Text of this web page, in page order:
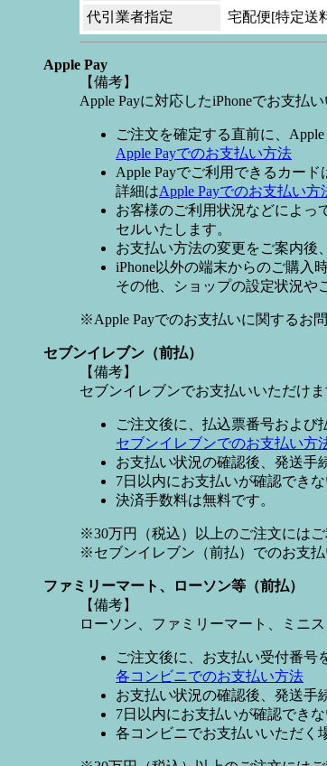
代引業者指定
宅配便[特定送
Apple Pay
【備考】
Apple Payに対応したiPhoneでお支払い
ご注文を確定する直前に、
Apple Payでのお支払い方法
Apple Payでご利用できるカー
詳細はApple Payでのお支払い方
お客様のご利用状況などによっ
セルいたします。
お支払い方法の変更をご案内後
iPhone以外の端末からのご購入
その他、ショップの設定状況や
※Apple Payでのお支払いに関するお
セブンイレブン（前払）
【備考】
セブンイレブンでお支払いいただけま
ご注文後に、払込票番号および
セブンイレブンでのお支払い方
お支払い状況の確認後、発送手
7日以内にお支払いが確認でき
決済手数料は無料です。
※30万円（税込）以上のご注文にはご
※セブンイレブン（前払）でのお支
ファミリーマート、ローソン等（前払）
【備考】
ローソン、ファミリーマート、ミニ
ご注文後に、お支払い受付番号
各コンビニでのお支払い方法
お支払い状況の確認後、発送手
7日以内にお支払いが確認でき
各コンビニでお支払いいただく